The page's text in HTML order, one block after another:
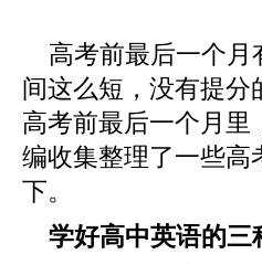
高考前最后一个
间这么短，没有提
高考前最后一个月
编收集整理了一些高
下。
学好高中英语的三